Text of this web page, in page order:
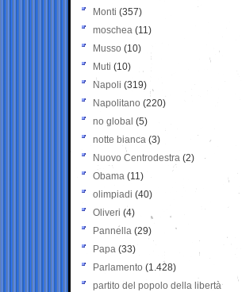
Monti (357)
moschea (11)
Musso (10)
Muti (10)
Napoli (319)
Napolitano (220)
no global (5)
notte bianca (3)
Nuovo Centrodestra (2)
Obama (11)
olimpiadi (40)
Oliveri (4)
Pannella (29)
Papa (33)
Parlamento (1.428)
partito del popolo della libertà